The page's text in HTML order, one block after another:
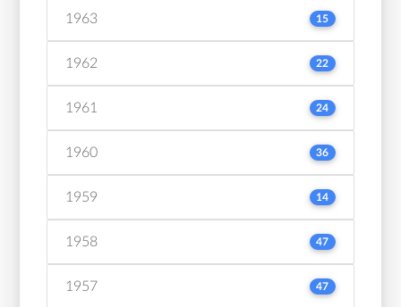
1963 15
1962 22
1961 24
1960 36
1959 14
1958 47
1957 47